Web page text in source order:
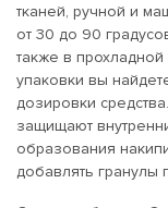
тканей, ручной и
от 30 до 90
также в прохладной
упаковки вы
дозировки
защищают
образования
добавлять